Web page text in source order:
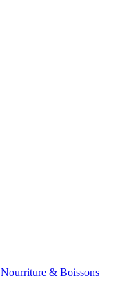
Nourriture & Boissons